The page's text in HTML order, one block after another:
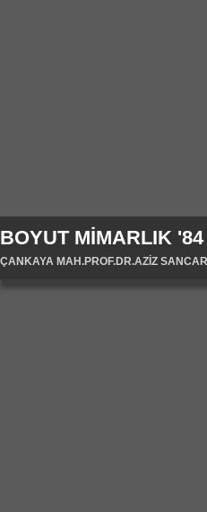
BOYUT MİMARLIK
ÇANKAYA MAH.PROF.DR.AZİZ